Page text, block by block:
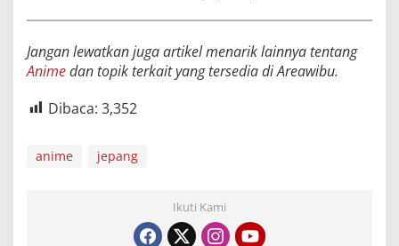
Jangan lewatkan juga artikel menarik lainnya tentang
Animedan topik terkait yang tersedia di Areawibu.
Dibaca: 3,352
anime jepang
Ikuti Kami